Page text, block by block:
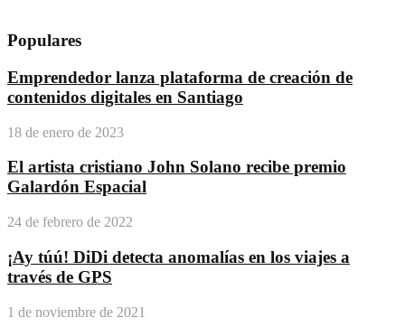
Populares
Emprendedor lanza plataforma de creación de
contenidos digitales en Santiago
18 de enero de 2023
El artista cristiano John Solano recibe premio
Galardón Espacial
24 de febrero de 2022
¡Ay túú! DiDi detecta anomalías en los viajes a
través de GPS
1 de noviembre de 2021